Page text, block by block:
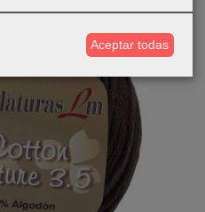
Aceptar todas